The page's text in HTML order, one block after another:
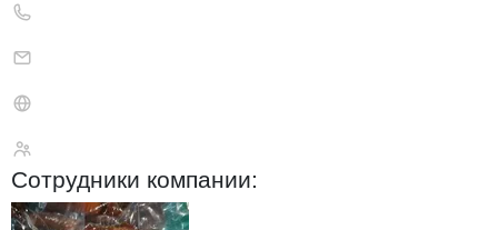
Сотрудники компании: